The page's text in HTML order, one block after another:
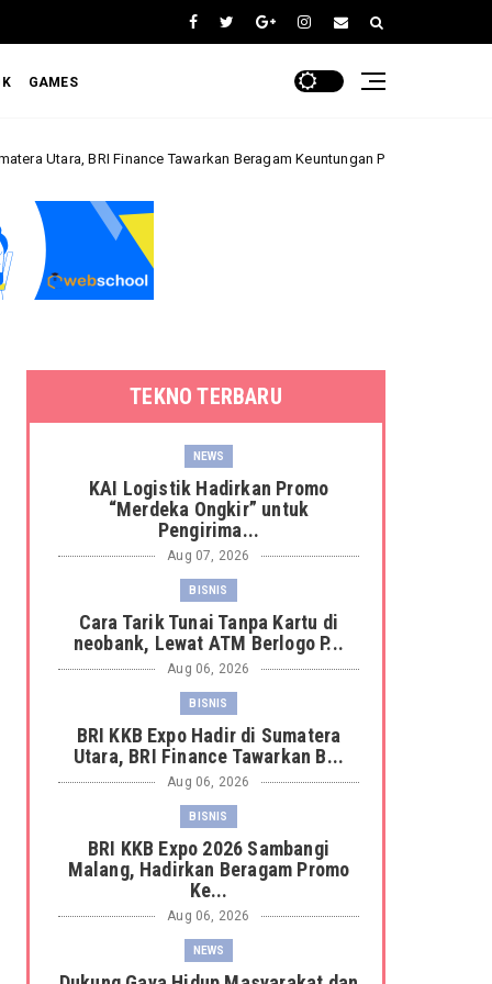
GAMES
Finance Tawarkan Beragam Keuntungan Pembiayaan Kendaraan
TEKNO TERBARU
NEWS
KAI Logistik Hadirkan Promo
“Merdeka Ongkir” untuk
Pengirima...
Aug 07, 2026
BISNIS
Cara Tarik Tunai Tanpa Kartu di
neobank, Lewat ATM Berlogo P...
Aug 06, 2026
BISNIS
BRI KKB Expo Hadir di Sumatera
Utara, BRI Finance Tawarkan B...
Aug 06, 2026
BISNIS
BRI KKB Expo 2026 Sambangi
Malang, Hadirkan Beragam Promo
Ke...
Aug 06, 2026
NEWS